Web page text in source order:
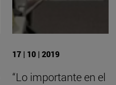
17 | 10 | 2019
“Lo importante en el